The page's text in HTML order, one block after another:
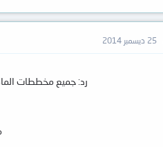
25 ديسمبر 2014
رد: جميع مخططات